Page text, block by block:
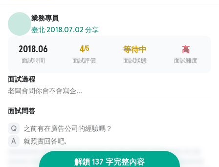
業務專員
臺北·2018.07.02 分享
2018.06
面試時間
4/5
面試評價
等待中
面試狀態
高
面試難度
面試過程
老闆會問你會不會寫企...
面試問答
之前有在廣告公司的經驗嗎？
就照實回答吧.
解鎖 137 字完整內容